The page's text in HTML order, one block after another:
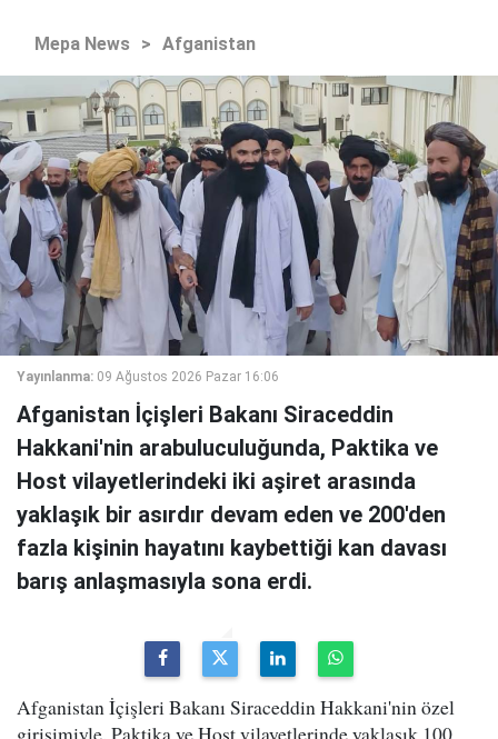
Mepa News > Afganistan
Yayınlanma: 09 Ağustos 2026 Pazar 16:06
Afganistan İçişleri Bakanı Siraceddin
Hakkani'nin arabuluculuğunda, Paktika ve
Host vilayetlerindeki iki aşiret arasında
yaklaşık bir asırdır devam eden ve 200'den
fazla kişinin hayatını kaybettiği kan davası
barış anlaşmasıyla sona erdi.
Afganistan İçişleri Bakanı Siraceddin Hakkani'nin özel
girişimiyle, Paktika ve Host vilayetlerinde yaklaşık 100